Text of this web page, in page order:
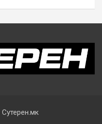
Сутерен.мк